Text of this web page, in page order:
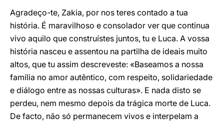
Agradeço-te, Zakia, por nos teres contado a tua
história. É maravilhoso e consolador ver que continua
vivo aquilo que construístes juntos, tu e Luca. A vossa
história nasceu e assentou na partilha de ideais muito
altos, que tu assim descreveste: «Baseamos a nossa
família no amor autêntico, com respeito, solidariedade
e diálogo entre as nossas culturas». E nada disto se
perdeu, nem mesmo depois da trágica morte de Luca.
De facto, não só permanecem vivos e interpelam a